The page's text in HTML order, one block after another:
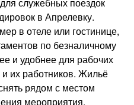
служебных поездок
в Апрелевку.
в отеле или гостинице,
по безналичному
и удобнее для рабочих
их работников. Жильё
рядом с местом
мероприятия.